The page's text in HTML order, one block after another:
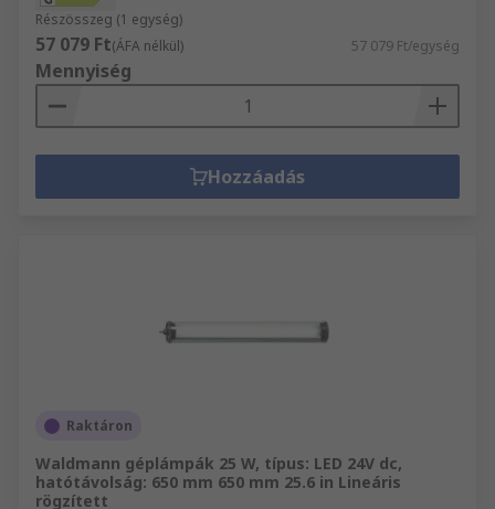
Részösszeg (1 egység)
57 079 Ft(ÁFA nélkül) 57 079 Ft/egység
Mennyiség
Hozzáadás
Raktáron
Waldmann géplámpák 25 W, típus: LED 24V dc,
hatótávolság: 650 mm 650 mm 25.6 in Lineáris
rögzített